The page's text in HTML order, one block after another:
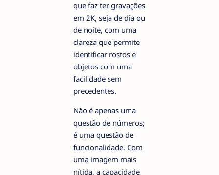
que faz ter gravações
em 2K, seja de dia ou
de noite, com uma
clareza que permite
identificar rostos e
objetos com uma
facilidade sem
precedentes.
Não é apenas uma
questão de números;
é uma questão de
funcionalidade. Com
uma imagem mais
nítida, a capacidade